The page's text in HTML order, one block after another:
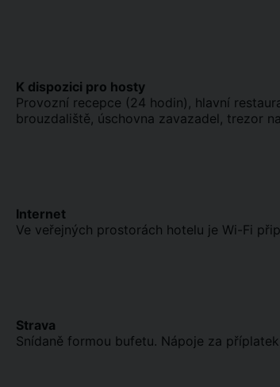
K dispozici pro hosty
Provozní recepce (24 hodin), hlavní
brouzdaliště, úschovna zavazadel, trezor
Internet
Ve veřejných prostorách hotelu je Wi-Fi
Strava
Snídaně formou bufetu. Nápoje za